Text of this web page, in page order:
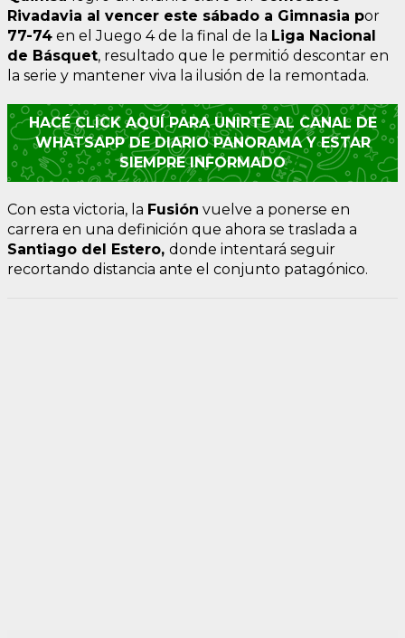
Rivadavia al vencer este sábado a Gimnasia por
77-74 en el Juego 4 de la final de la Liga Nacional
de Básquet, resultado que le permitió descontar en
la serie y mantener viva la ilusión de la remontada.
HACÉ CLICK AQUÍ PARA UNIRTE AL CANAL DE
WHATSAPP DE DIARIO PANORAMA Y ESTAR
SIEMPRE INFORMADO
Con esta victoria, la Fusión vuelve a ponerse en
carrera en una definición que ahora se traslada a
Santiago del Estero, donde intentará seguir
recortando distancia ante el conjunto patagónico.